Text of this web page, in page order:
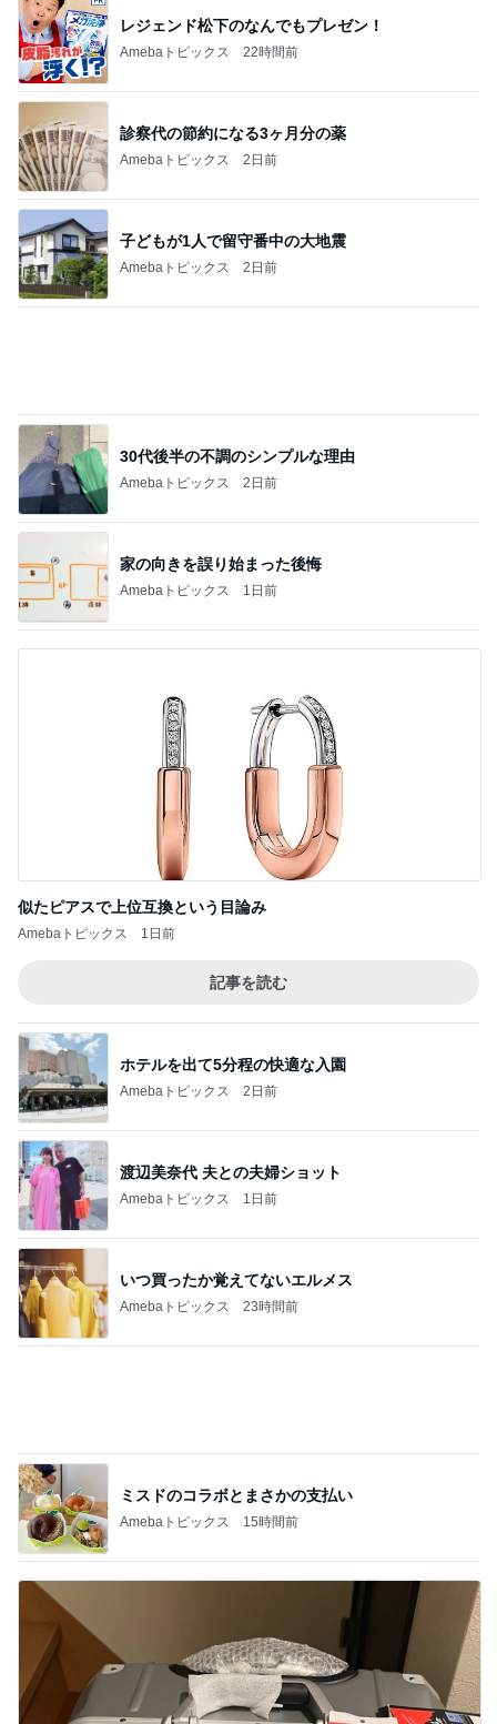
レジェンド松下のなんでもプレゼン！
Amebaトピックス 22時間前
診察代の節約になる3ヶ月分の薬
Amebaトピックス 2日前
子どもが1人で留守番中の大地震
Amebaトピックス 2日前
家の向きを誤り始まった後悔
Amebaトピックス 1日前
似たピアスで上位互換という目論み
1日前
記事を読む
Amebaトピックス 2日前
渡辺美奈代 夫との夫婦ショット
Amebaトピックス 1日前
いつ買ったか覚えてないエルメス
Amebaトピックス 23時間前
ミスドのコラボとまさかの支払い
Amebaトピックス 15時間前
コストコで3200円オフのスーツケース
Amebaトピックス
記事を読む